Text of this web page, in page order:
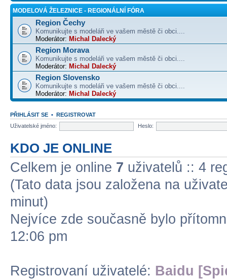
MODELOVÁ ŽELEZNICE - REGIONÁLNÍ FÓRA
Region Čechy
Komunikujte s modeláři ve vašem městě či obci....
Moderátor: Michal Dalecký
Region Morava
Komunikujte s modeláři ve vašem městě či obci....
Moderátor: Michal Dalecký
Region Slovensko
Komunikujte s modeláři ve vašem městě či obci....
Moderátor: Michal Dalecký
PŘIHLÁSIT SE • REGISTROVAT
Uživatelské jméno:
Heslo:
KDO JE ONLINE
Celkem je online 7 uživatelů :: 4
(Tato data jsou založena na
minut)
Nejvíce zde současně bylo
12:06 pm
Registrovaní uživatelé: Baidu